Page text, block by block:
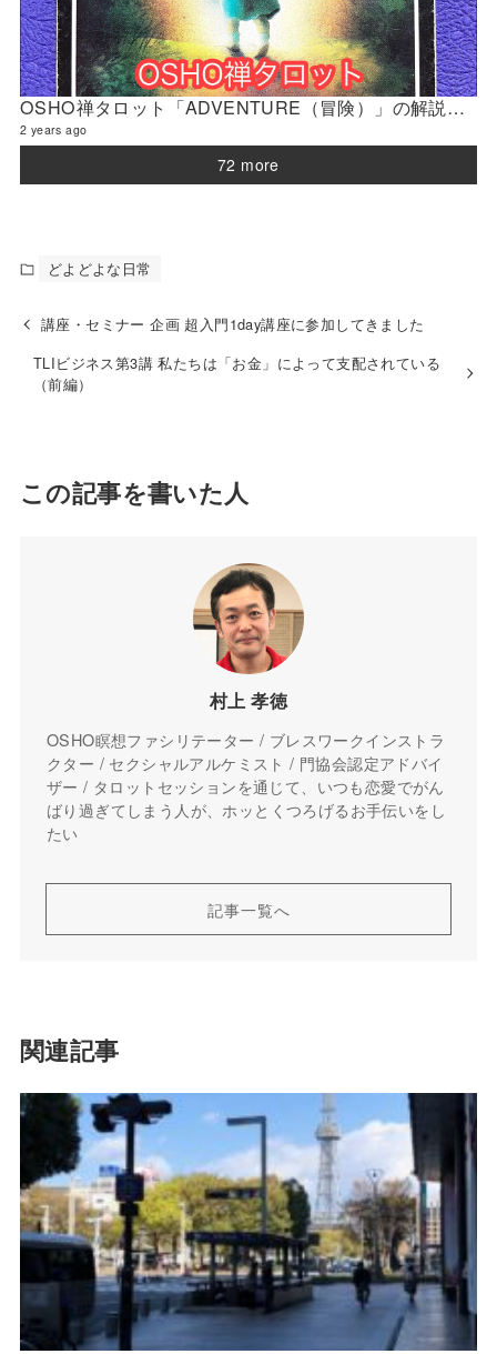
OSHO禅タロット「ADVENTURE（冒険）」の解説 2024年4月の門鑑定（官門）
2 years ago
72 more
どよどよな日常
講座・セミナー 企画 超入門1day講座に参加してきました
TLIビジネス第3講 私たちは「お金」によって支配されている
（前編）
この記事を書いた人
村上 孝徳
OSHO瞑想ファシリテーター / ブレスワークインストラ
クター / セクシャルアルケミスト / 門協会認定アドバイ
ザー / タロットセッションを通じて、いつも恋愛でがん
ばり過ぎてしまう人が、ホッとくつろげるお手伝いをし
たい
記事一覧へ
関連記事